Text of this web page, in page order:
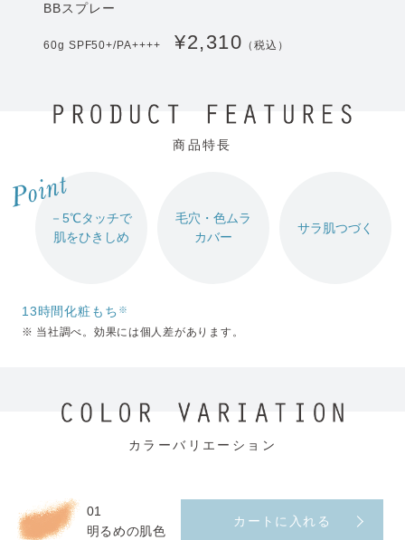
BBスプレー
60g SPF50+/PA++++ ¥2,310 （税込）
商品特長
－5℃タッチで
肌をひきしめ
毛穴・色ムラ
カバー
サラ肌つづく
13時間化粧もち ※
※ 当社調べ。効果には個人差があります。
カラーバリエーション
01
明るめの肌色
カートに入れる